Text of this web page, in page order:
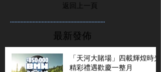
返回上一頁
...............................................................
最新發佈
「天河大賭場」四載輝煌時光
精彩禮遇歡慶一整月